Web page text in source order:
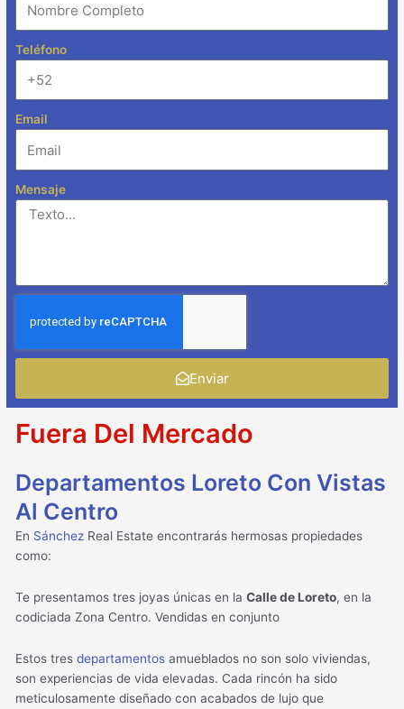
Teléfono
Email
Mensaje
Enviar
Fuera Del Mercado
Departamentos Loreto Con Vistas
Al Centro
En Sánchez Real Estate encontrarás hermosas propiedades
como:
Te presentamos tres joyas únicas en laCalle de Loreto, en la
codiciada Zona Centro. Vendidas en conjunto
Estos tresdepartamentos amueblados no son solo viviendas,
son experiencias de vida elevadas. Cada rincón ha sido
meticulosamente diseñado con acabados de lujo que